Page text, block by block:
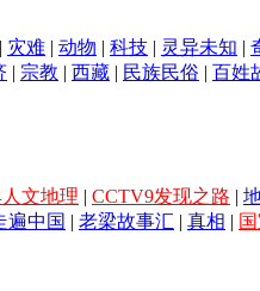
| 灾难 | 动物 | 科技 | 灵异未知 |
| 宗教 | 西藏 | 民族民俗 | 百姓
文地理 | CCTV9发现之路 |
遍中国 | 老梁故事汇 | 真相 |